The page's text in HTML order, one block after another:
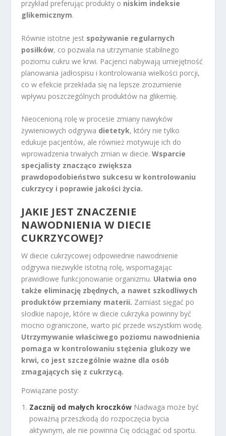
przykład preferując produkty o niskim indeksie
glikemicznym.
Równie istotne jest spożywanie regularnych
posiłków, co pozwala na utrzymanie stabilnego
poziomu cukru we krwi. Pacjenci nabywają umiejętność
planowania jadłospisu i kontrolowania wielkości porcji,
co w efekcie przekłada się na lepsze zrozumienie
wpływu poszczególnych produktów na glikemię.
Nieocenioną rolę w procesie zmiany nawyków
żywieniowych odgrywa dietetyk, który nie tylko
edukuje pacjentów, ale również motywuje ich do
wprowadzenia trwałych zmian w diecie.Wsparcie
specjalisty znacząco zwiększa
prawdopodobieństwo sukcesu w kontrolowaniu
cukrzycy i poprawie jakości życia.
JAKIE JEST ZNACZENIE
NAWODNIENIA W DIECIE
CUKRZYCOWEJ?
W diecie cukrzycowej odpowiednie nawodnienie
odgrywa niezwykle istotną rolę, wspomagając
prawidłowe funkcjonowanie organizmu. Ułatwia ono
także eliminację zbędnych, a nawet szkodliwych
produktów przemiany materii. Zamiast sięgać po
słodkie napoje, które w diecie cukrzyka powinny być
mocno ograniczone, warto pić przede wszystkim wodę.
Utrzymywanie właściwego poziomu nawodnienia
pomaga w kontrolowaniu stężenia glukozy we
krwi, co jest szczególnie ważne dla osób
zmagających się z cukrzycą.
Powiązane posty:
Zacznij od małych kroczków Nadwaga może być
poważną przeszkodą do rozpoczęcia bycia
aktywnym, ale nie powinna Cię odciągać od sportu.